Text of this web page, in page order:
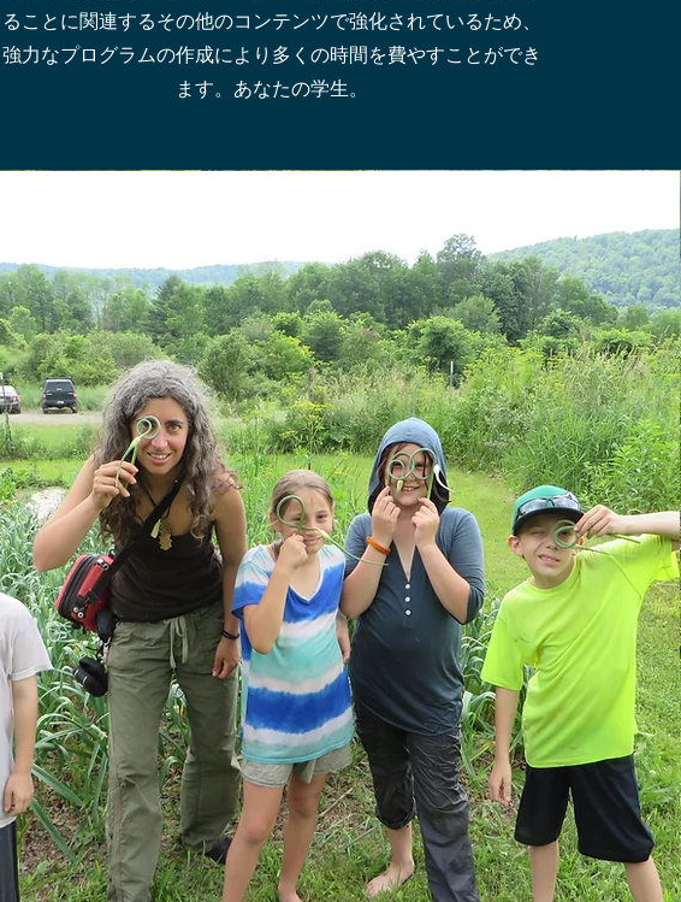
ることに関連するその他のコンテンツで強化されているため、
強力なプログラムの作成により多くの時間を費やすことができ
ます。あなたの学生。